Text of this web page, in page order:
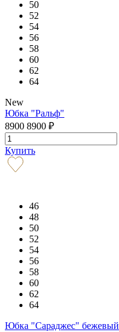
50
52
54
56
58
60
62
64
New
Юбка "Ральф"
8900 8900 ₽
Купить
46
48
50
52
54
56
58
60
62
64
Юбка "Сараджес" бежевый